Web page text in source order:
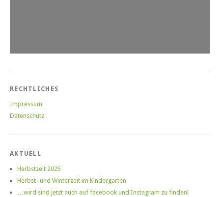
RECHTLICHES
Impressum
Datenschutz
AKTUELL
Herbstzeit 2025
Herbst- und Winterzeit im Kindergarten
…wird sind jetzt auch auf facebook und Instagram zu finden!